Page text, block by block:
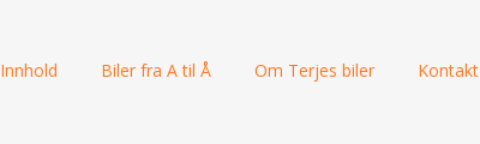
Innhold Biler fra A til Å Om Terjes biler Kontakt